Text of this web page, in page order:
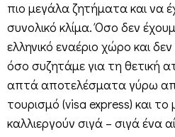
πιο μεγάλα ζητήματα και να
συνολικό κλίμα. Όσο δεν
ελληνικό εναέριο χώρο και
όσο συζητάμε για τη θετική
απτά αποτελέσματα γύρω
τουρισμό (visa express) και
καλλιεργούν σιγά – σιγά ένα